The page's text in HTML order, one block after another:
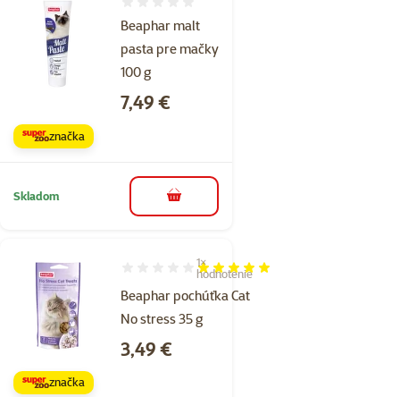
Beaphar malt
pasta pre mačky
100 g
Cena
7,49 €
značka
Skladom do košíka
Beaphar pochúťka Cat
No stress 35 g
Hodnotenie 100%, počet hodnotení: 1
1×
hodnotenie
Cena
3,49 €
značka